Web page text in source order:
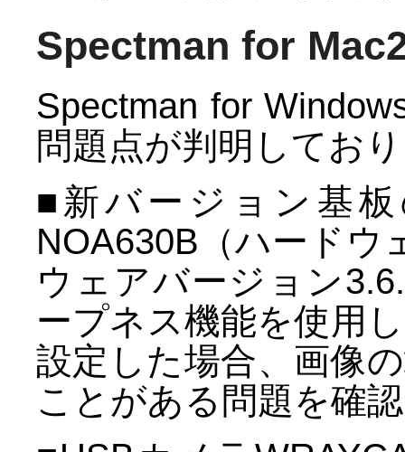
Spectman for
Spectman for
問題点が判明してお
■新バージョン基板
NOA630B（ハードウ
ウェアバージョン
ープネス機能を使用
設定した場合、画像
ことがある問題を確